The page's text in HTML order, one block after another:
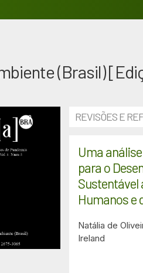
(Brasil)
REVISÕES E
Uma
para o
Sustentável
Humanos e
Natália de
Ireland